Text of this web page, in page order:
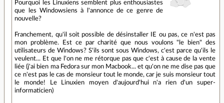
Pourquoi les Linuxiens semblent plus enthousiastes
que les Windowsiens à l'annonce de ce genre de
nouvelle?
Franchement, qu'il soit possible de désinstaller IE ou pas, ce n'est pas
mon problème. Est ce par charité que nous voulons "le bien" des
utilisateurs de Windows? S'ils sont sous Windows, c'est parce qu'ils le
veulent... Et que l'on ne me rétorque pas que c'est à cause de la vente
liée (j'ai bien ma Fedora sur mon Macbook... et qu'on ne me dise pas que
ce n'est pas le cas de monsieur tout le monde, car je suis monsieur tout
le monde! Le Linuxien moyen d'aujourd'hui n'a rien d'un super-
informaticien)